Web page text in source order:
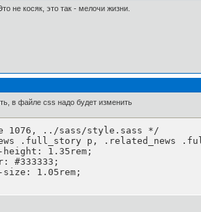
не косяк, это так - мелочи жизни.
в файле css надо будет изменить
1076, ../sass/style.sass */
.full_story p, .related_news
height: 1.35rem;
#333333;
size: 1.05rem;